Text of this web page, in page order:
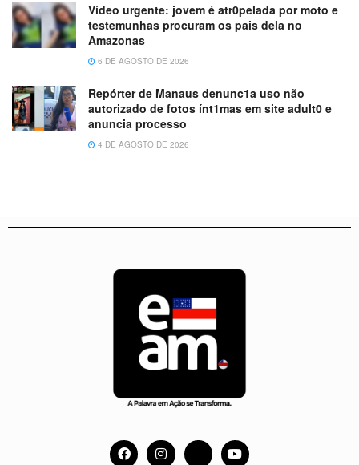
Vídeo urgente: jovem é atr0pelada por moto e
testemunhas procuram os pais dela no
Amazonas
6 DE AGOSTO DE 2026
Repórter de Manaus denunc1a uso não
autorizado de fotos ínt1mas em site adult0 e
anuncia processo
4 DE AGOSTO DE 2026